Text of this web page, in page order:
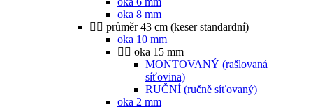
oka 8 mm
průměr 43 cm (keser standardní)
oka 10 mm
oka 15 mm
MONTOVANÝ (rašlovaná
síťovina)
RUČNÍ (ručně síťovaný)
oka 2 mm